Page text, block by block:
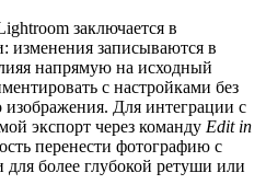
заключается в
изменения записываются в
напрямую на исходный
с настройками без
изображения. Для интеграции с
экспорт через команду Edit in
перенести фотографию с
более глубокой ретуши или